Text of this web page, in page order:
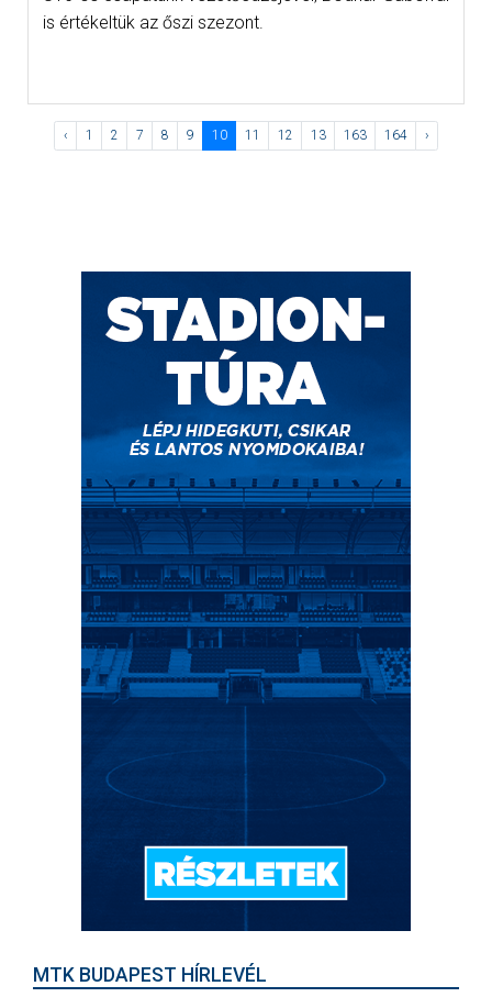
is értékeltük az őszi szezont.
‹ 1 2 7 8 9 10 11 12 13 163 164 ›
MTK BUDAPEST HÍRLEVÉL